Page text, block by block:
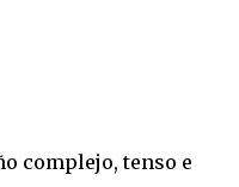
complejo, tenso e